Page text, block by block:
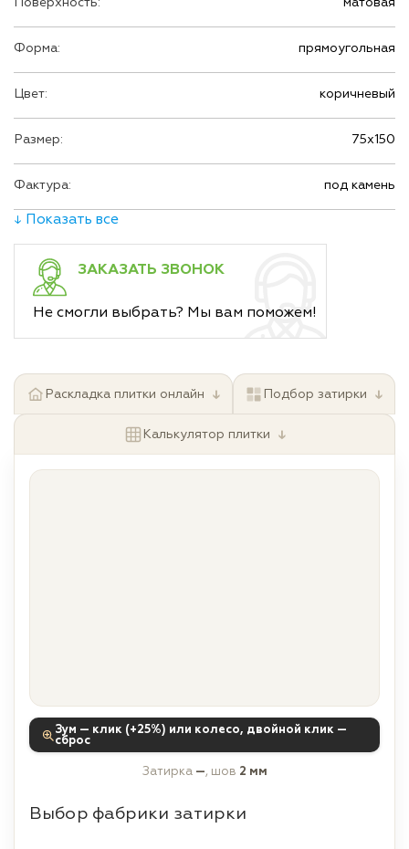
Форма: прямоугольная
Цвет: коричневый
Размер: 75х150
Фактура: под камень
↓ Показать все
ЗАКАЗАТЬ ЗВОНОК
Не смогли выбрать? Мы вам поможем!
Раскладка плитки онлайн ↓ Подбор затирки ↓
Калькулятор плитки ↓
Зум — клик (+25%) или колесо, двойной клик —
сброс
Затирка —, шов 2 мм
Выбор фабрики затирки